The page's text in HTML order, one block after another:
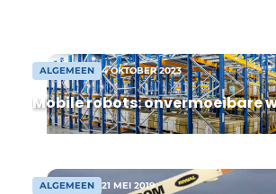
gestart met de bouw […]
ALGEMEEN 4 OKTOBER 2023
Mobile robots: onvermoeibare
ALGEMEEN 21 MEI 2019